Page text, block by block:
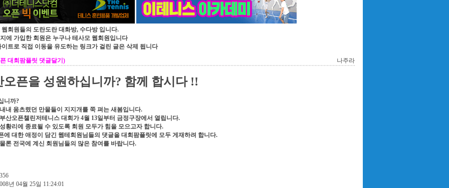
회원들의 도란도란 대화방, 수다방 입니다.
에 가입한 회원은 누구나 테사모 웹회원입니다
트로 직접 이동을 유도하는 링크가 걸린 글은 삭제 됩니다
대회팜플릿 댓글달기)
나주라
오픈을 성원하십니까? 함께 합시다 !!
니까?
내 움츠렸던 만물들이 지지개를 쭉 펴는 새봄입니다.
산오픈챌린저테니스 대회가 4월 13일부터 금정구장에서 열립니다.
황리에 종료될 수 있도록 회원 모두가 힘을 모으고자 합니다.
에 대한 애정이 담긴 웹테회원님들의 댓글을 대회팜플릿에 모두 게재하려 합니다.
론 전국에 계신 회원님들의 많은 참여를 바랍니다.
년 04월 25일 11:24:01